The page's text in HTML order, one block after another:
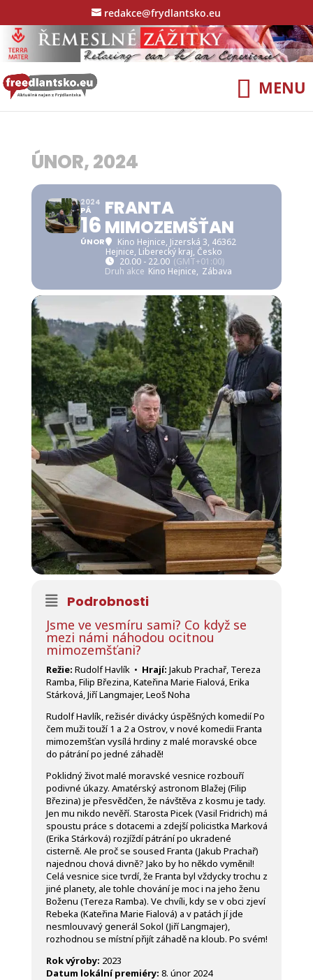
redakce@frydlantsko.eu
ÚNOR, 2024
2024
PÁ
16
ÚNOR
FRANTA
MIMOZEMŠŤAN
Kino Hejnice, Jizerská 3, 46362
Hejnice, Liberecký kraj, Česko
20.00 - 22.00 (GMT+01:00)
Druh akce Kino Hejnice, Zábava
Podrobnosti
Jsme ve vesmíru sami? Co když se
mezi námi náhodou ocitnou
mimozemšťani?
Režie: Rudolf Havlík • Hrají: Jakub Prachař, Tereza
Ramba, Filip Březina, Kateřina Marie Fialová, Erika
Stárková, Jiří Langmajer, Leoš Noha
Rudolf Havlík, režisér divácky úspěšných komedií Po
čem muži touží 1 a 2 a Ostrov, v nové komedii Franta
mimozemšťan vysílá hrdiny z malé moravské obce
do pátrání po jedné záhadě!
Poklidný život malé moravské vesnice rozbouří
podivné úkazy. Amatérský astronom Blažej (Filip
Březina) je přesvědčen, že návštěva z kosmu je tady.
Jen mu nikdo nevěří. Starosta Picek (Vasil Fridrich) má
spoustu práce s dotacemi a zdejší policistka Marková
(Erika Stárková) rozjíždí pátrání po ukradené
cisterně. Ale proč se soused Franta (Jakub Prachař)
najednou chová divně? Jako by ho někdo vyměnil!
Celá vesnice sice tvrdí, že Franta byl vždycky trochu z
jiné planety, ale tohle chování je moc i na jeho ženu
Boženu (Tereza Ramba). Ve chvíli, kdy se v obci zjeví
Rebeka (Kateřina Marie Fialová) a v patách jí jde
nesmlouvavý generál Sokol (Jiří Langmajer),
rozhodnou se místní přijít záhadě na kloub. Po svém!
Rok výroby: 2023
Datum lokální premiéry: 8. únor 2024